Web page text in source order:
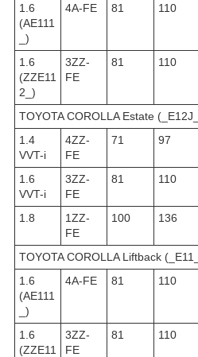
1.6
(AE111
_)
4A-FE 81 110
1.6
(ZZE11
2_)
3ZZ-
FE
81 110
TOYOTA COROLLA Estate
1.4
VVT-i
4ZZ-
FE
71 97
1.6
VVT-i
3ZZ-
FE
81 110
1.8
1ZZ-
FE
100 136
TOYOTA COROLLA Liftback
1.6
(AE111
_)
4A-FE 81 110
1.6
(ZZE11
3ZZ-
FE
81 110